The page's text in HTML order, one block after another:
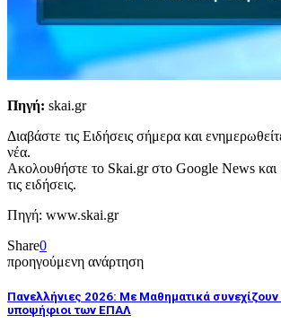
Πηγή: skai.gr
Διαβάστε τις Ειδήσεις σήμερα και
νέα.
Ακολουθήστε το Skai.gr στο Google News και
τις ειδήσεις.
Πηγή: www.skai.gr
Share0
προηγούμενη ανάρτηση
Πανελλήνιες 2026: Με Μαθηματικά συνεχίζουν
υποψήφιοι των ΕΠΑΛ